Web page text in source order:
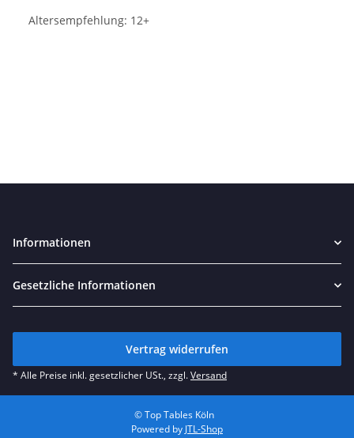
Altersempfehlung: 12+
Informationen
Gesetzliche Informationen
Vertrag widerrufen
* Alle Preise inkl. gesetzlicher USt., zzgl.Versand
© Top Tables Köln
Powered by JTL-Shop